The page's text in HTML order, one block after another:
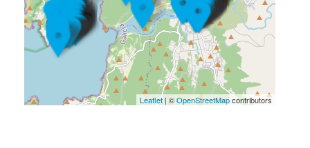
Leaflet| ©OpenStreetMapcontributors